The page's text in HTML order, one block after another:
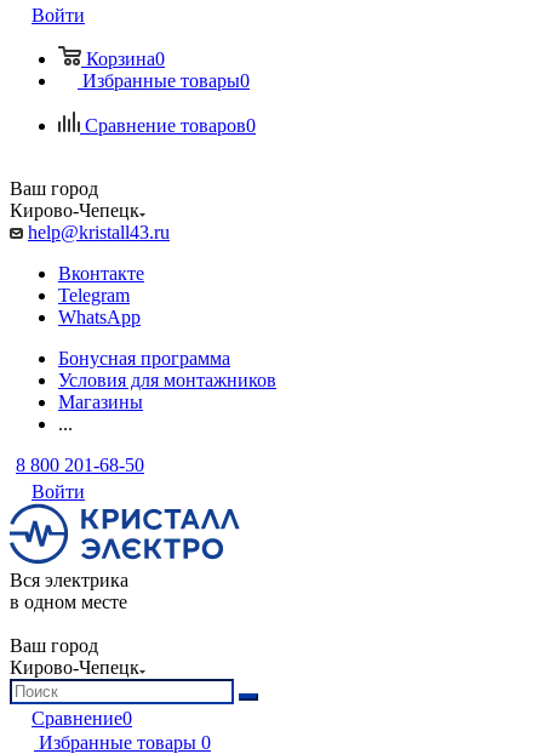
Войти
Корзина0
Избранные товары0
Сравнение товаров0
Ваш город
Кирово-Чепецк
help@kristall43.ru
Вконтакте
Telegram
WhatsApp
Бонусная программа
Условия для монтажников
Магазины
...
8 800 201-68-50
Войти
Вся электрика
в одном месте
Ваш город
Кирово-Чепецк
Сравнение0
Избранные товары 0